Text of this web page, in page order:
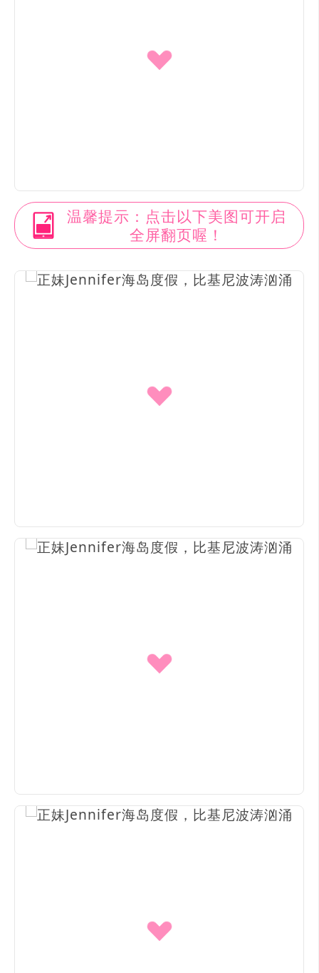
温馨提示：点击以下美图可开启
全屏翻页喔！